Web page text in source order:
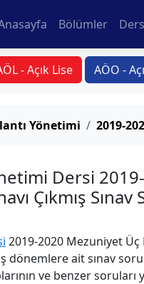
Bölümler
- Açık Lise AÖO -
Yönetimi 2019-
Dersi
Çıkmış Sınav
2019-2020 Mezuniyet Üç
dönemlere ait sınav
ve benzer soruları